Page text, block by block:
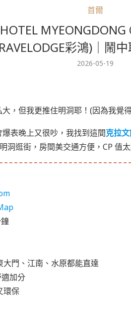
首爾
HOTEL
彩鴻)｜鬧
2026-05-19
，但我更推住明洞耶！(因為我覺
表晚上又很吵，我找到這間克拉
洞逛街，房間美交通方便，CP 值
門、江南、水原都能直達
加分
環保